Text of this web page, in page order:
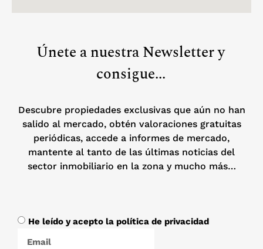
Únete a nuestra Newsletter y
consigue...
Descubre propiedades exclusivas que aún no han
salido al mercado, obtén valoraciones gratuitas
periódicas, accede a informes de mercado,
mantente al tanto de las últimas noticias del
sector inmobiliario en la zona y mucho más…
He leído y acepto la política de privacidad